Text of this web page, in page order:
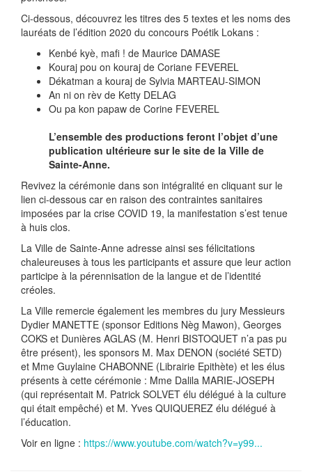
Ci-dessous, découvrez les titres des 5 textes et les noms des
lauréats de l’édition 2020 du concours Poétik Lokans :
Kenbé kyè, mafi ! de Maurice DAMASE
Kouraj pou on kouraj de Coriane FEVEREL
Dékatman a kouraj de Sylvia MARTEAU-SIMON
An ni on rèv de Ketty DELAG
Ou pa kon papaw de Corine FEVEREL
L’ensemble des productions feront l’objet d’une
publication ultérieure sur le site de la Ville de
Sainte-Anne.
Revivez la cérémonie dans son intégralité en cliquant sur le
lien ci-dessous car en raison des contraintes sanitaires
imposées par la crise COVID 19, la manifestation s’est tenue
à huis clos.
La Ville de Sainte-Anne adresse ainsi ses félicitations
chaleureuses à tous les participants et assure que leur action
participe à la pérennisation de la langue et de l’identité
créoles.
La Ville remercie également les membres du jury Messieurs
Dydier MANETTE (sponsor Editions Nèg Mawon), Georges
COKS et Dunières AGLAS (M. Henri BISTOQUET n’a pas pu
être présent), les sponsors M. Max DENON (société SETD)
et Mme Guylaine CHABONNE (Librairie Epithète) et les élus
présents à cette cérémonie : Mme Dalila MARIE-JOSEPH
(qui représentait M. Patrick SOLVET élu délégué à la culture
qui était empêché) et M. Yves QUIQUEREZ élu délégué à
l’éducation.
Voir en ligne : https://www.youtube.com/watch?v=y99...